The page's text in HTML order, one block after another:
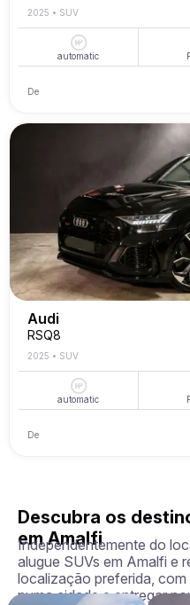
2025 • SUV
automatic
De
Audi
RSQ8
2025 • SUV
automatic
De
Descubra os
em Amalfi
Independentemente do
alugue SUVs em Amalfi e
localização preferida,
numa cidade e entregar